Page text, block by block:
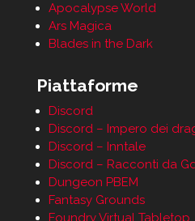
Apocalypse World
Ars Magica
Blades in the Dark
Piattaforme
Discord
Discord – Impero dei
Discord – Inntale
Discord – Racconti da
Dungeon PBEM
Fantasy Grounds
Foundry Virtual Tabletop